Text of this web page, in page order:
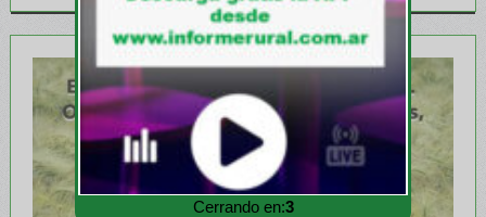
Cerrando en:1